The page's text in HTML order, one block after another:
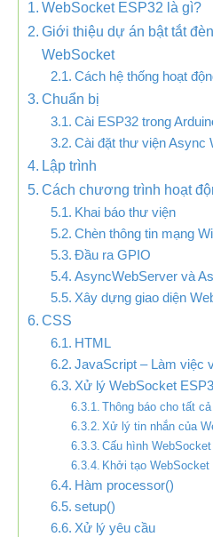
WebSocket ESP32 là gì?
Giới thiệu dự án bật tắt
WebSocket
Cách hệ thống hoạt
Chuẩn bị
Cài ESP32 trong
Cài đặt thư viện Async
Lập trình
Cách chương trình hoạt
Khai báo thư viện
Chèn thông tin mạng
Đầu ra GPIO
AsyncWebServer và
Xây dựng giao diện
CSS
HTML
JavaScript – Làm việc
Xử lý WebSocket
Thông báo cho tất
Xử lý tin nhắn của
Cấu hình
Khởi tạo WebSocket
Hàm processor()
setup()
Xử lý yêu cầu